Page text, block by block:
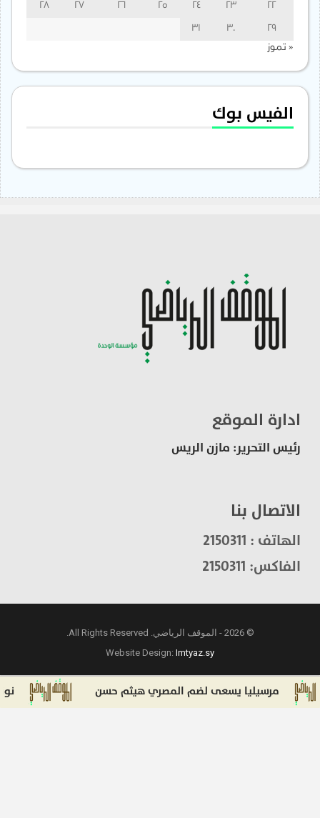
22
23
24
25
26
27
28
29
30
31
« تموز
الفيس بوك
ادارة الموقع
رئيس التحرير: مازن الريس
الاتصال بنا
الهاتف : 2150311
الفاكس: 2150311
© 2026 - الموقف الرياضي. All Rights Reserved.
Website Design:Imtyaz.sy
مرسيليا يسعى لضم المصري هيثم حسن نونيز